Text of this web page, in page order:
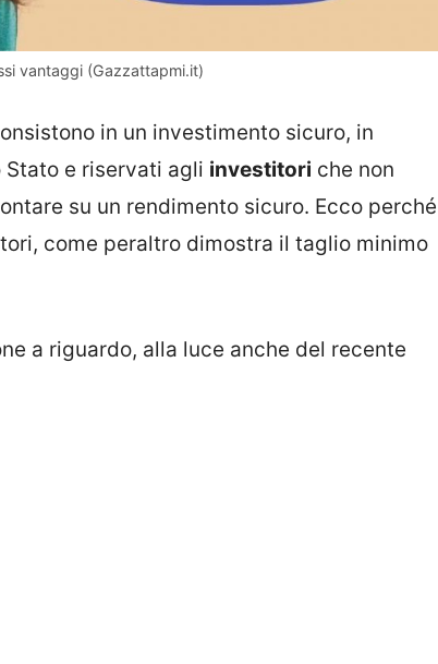
vantaggi (Gazzattapmi.it)
in un investimento sicuro, in
e riservati agli investitori che non
su un rendimento sicuro. Ecco perché
come peraltro dimostra il taglio minimo
a riguardo, alla luce anche del recente